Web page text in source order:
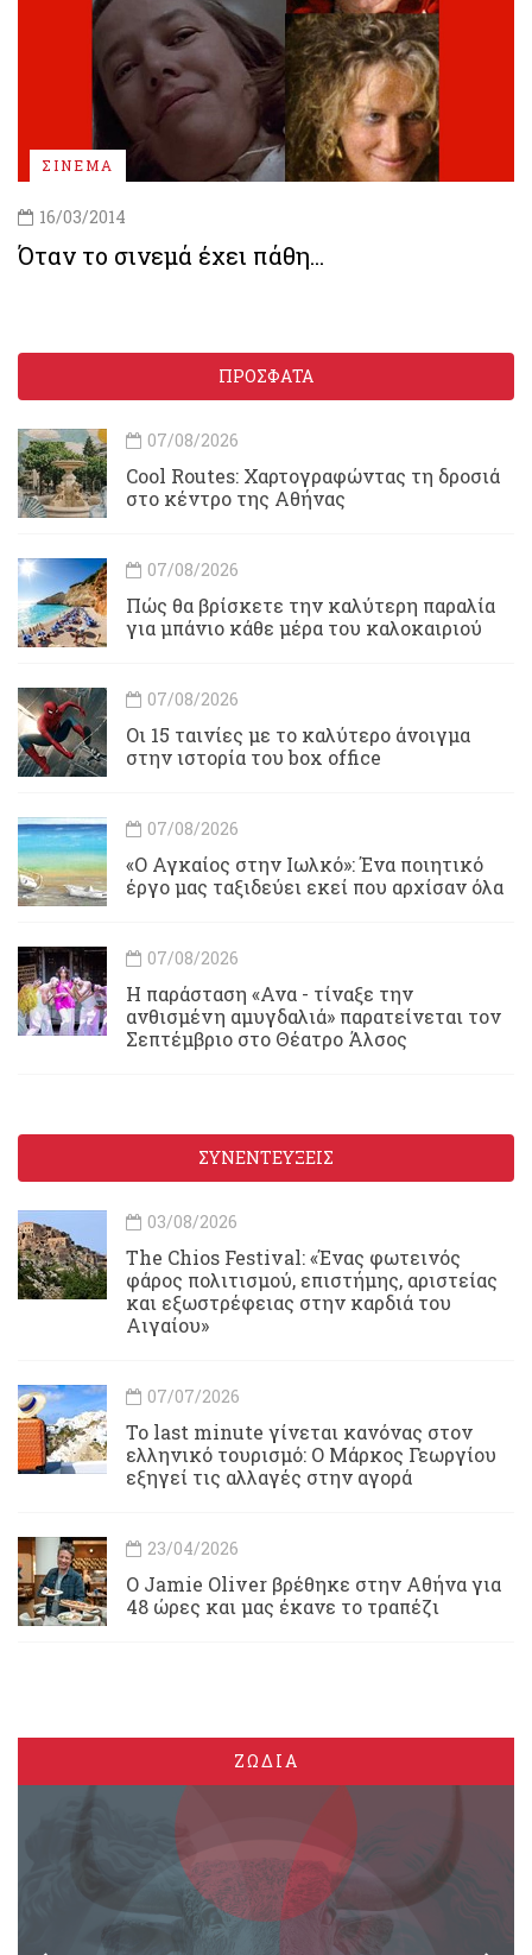
ΣΙΝΕΜΑ
16/03/2014
Όταν το σινεμά έχει πάθη...
ΠΡΟΣΦΑΤΑ
07/08/2026
Cool Routes: Χαρτογραφώντας τη δροσιά
στο κέντρο της Αθήνας
07/08/2026
Πώς θα βρίσκετε την καλύτερη παραλία
για μπάνιο κάθε μέρα του καλοκαιριού
07/08/2026
Οι 15 ταινίες με το καλύτερο άνοιγμα
στην ιστορία του box office
07/08/2026
«Ο Αγκαίος στην Ιωλκό»: Ένα ποιητικό
έργο μας ταξιδεύει εκεί που αρχίσαν όλα
07/08/2026
Η παράσταση «Ανα - τίναξε την
ανθισμένη αμυγδαλιά» παρατείνεται τον
Σεπτέμβριο στο Θέατρο Άλσος
ΣΥΝΕΝΤΕΥΞΕΙΣ
03/08/2026
Τhe Chios Festival: «Ένας φωτεινός
φάρος πολιτισμού, επιστήμης, αριστείας
και εξωστρέφειας στην καρδιά του
Αιγαίου»
07/07/2026
Το last minute γίνεται κανόνας στον
ελληνικό τουρισμό: Ο Μάρκος Γεωργίου
εξηγεί τις αλλαγές στην αγορά
23/04/2026
Ο Jamie Oliver βρέθηκε στην Αθήνα για
48 ώρες και μας έκανε το τραπέζι
ΖΩΔΙΑ